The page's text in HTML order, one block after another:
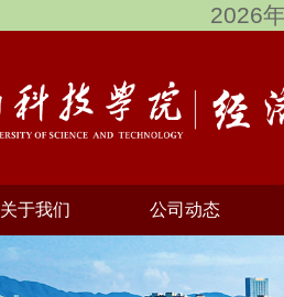
2026
关于我们 公司动态